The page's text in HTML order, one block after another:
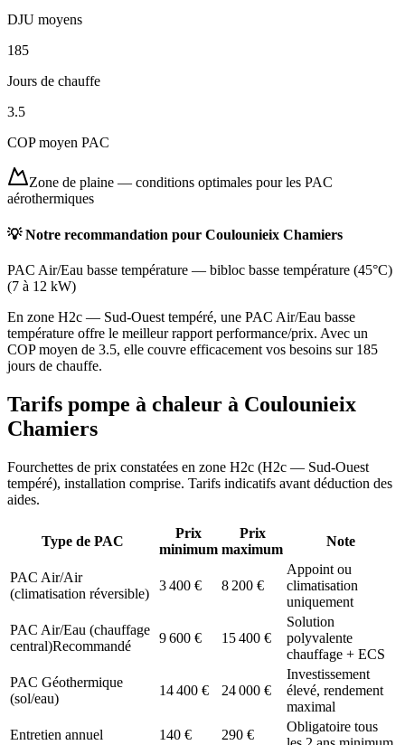
DJU moyens
185
Jours de chauffe
3.5
COP moyen PAC
Zone de plaine — conditions optimales pour les PAC
aérothermiques
💡 Notre recommandation pour Coulounieix Chamiers
PAC Air/Eau basse température — bibloc basse température (45°C)
(7 à 12 kW)
En zone H2c — Sud-Ouest tempéré, une PAC Air/Eau basse
température offre le meilleur rapport performance/prix. Avec un
COP moyen de 3.5, elle couvre efficacement vos besoins sur 185
jours de chauffe.
Tarifs pompe à chaleur à Coulounieix
Chamiers
Fourchettes de prix constatées en zone H2c (H2c — Sud-Ouest
tempéré), installation comprise. Tarifs indicatifs avant déduction des
aides.
Type de PAC
Prix
minimum
Prix
maximum
Note
PAC Air/Air
(climatisation réversible)
3 400 € 8 200 €
Appoint ou
climatisation
uniquement
PAC Air/Eau (chauffage
central)Recommandé
9 600 € 15 400 €
Solution
polyvalente
chauffage + ECS
PAC Géothermique
(sol/eau)
14 400 € 24 000 €
Investissement
élevé, rendement
maximal
Entretien annuel
140 € 290 €
Obligatoire tous